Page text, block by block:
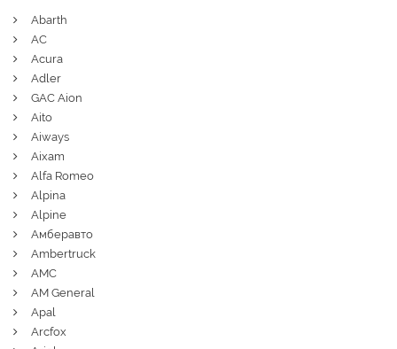
Abarth
AC
Acura
Adler
GAC Aion
Aito
Aiways
Aixam
Alfa Romeo
Alpina
Alpine
Амберавто
Ambertruck
AMC
AM General
Apal
Arcfox